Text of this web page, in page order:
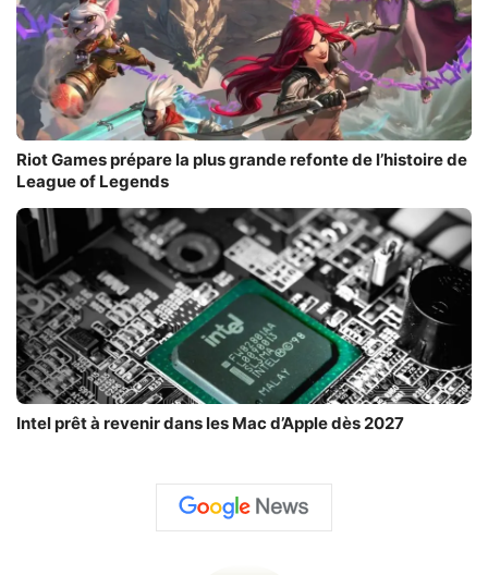
Riot Games prépare la plus grande refonte de l’histoire de
League of Legends
Intel prêt à revenir dans les Mac d’Apple dès 2027